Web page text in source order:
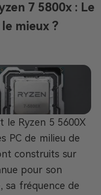
7 5800x : Le
mieux ?
le Ryzen 5 5600X
PC de milieu de
construits sur
pour son
sa fréquence de